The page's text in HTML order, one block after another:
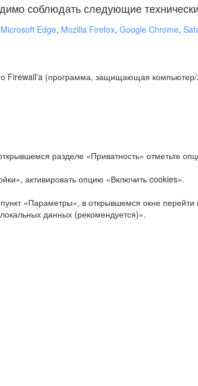
соблюдать следующие
Microsoft Edge, Mozilla Firefox, Google Chrome,
Firewall'a (программа, защищающая компьютер/
разделе «Приватность» отметьте
активировать опцию «Включить cookies».
«Параметры», в открывшемся окне
данных (рекомендуется)».